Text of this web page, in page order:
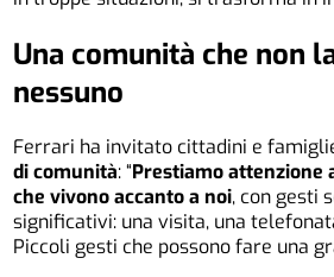
Una comunità che non
nessuno
Ferrari ha invitato cittadini e
di comunità: “Prestiamo attenzione
che vivono accanto a noi, con gesti
significativi: una visita, una
Piccoli gesti che possono fare una